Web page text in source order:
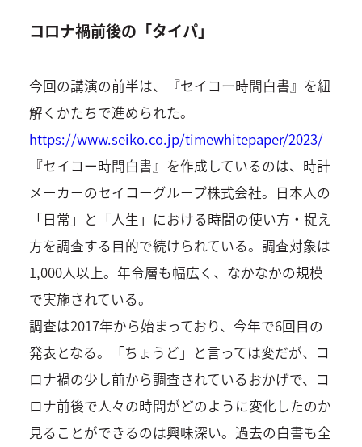
コロナ禍前後の「タイパ」
今回の講演の前半は、『セイコー時間白書』を紐
解くかたちで進められた。
https://www.seiko.co.jp/timewhitepaper/2023/
『セイコー時間白書』を作成しているのは、時計
メーカーのセイコーグループ株式会社。日本人の
「日常」と「人生」における時間の使い方・捉え
方を調査する目的で続けられている。調査対象は
1,000人以上。年令層も幅広く、なかなかの規模
で実施されている。
調査は2017年から始まっており、今年で6回目の
発表となる。「ちょうど」と言っては変だが、コ
ロナ禍の少し前から調査されているおかげで、コ
ロナ前後で人々の時間がどのように変化したのか
見ることができるのは興味深い。過去の白書も全